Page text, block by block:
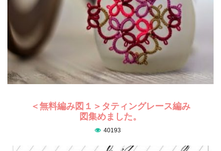
＜無料編み図１＞タティングレース編み
図集めました。
40193